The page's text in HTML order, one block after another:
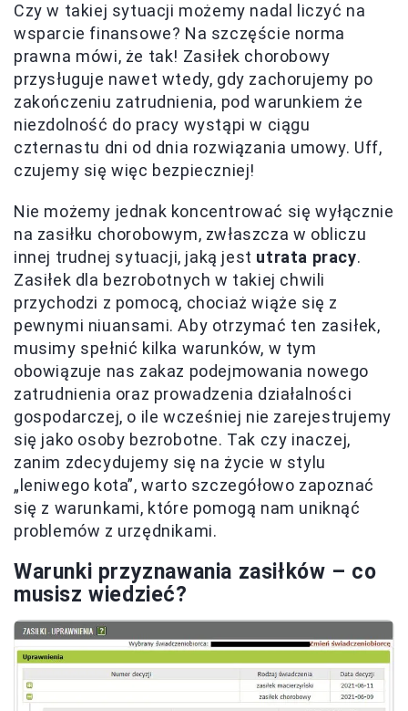
Czy w takiej sytuacji możemy nadal liczyć na
wsparcie finansowe? Na szczęście norma
prawna mówi, że tak! Zasiłek chorobowy
przysługuje nawet wtedy, gdy zachorujemy po
zakończeniu zatrudnienia, pod warunkiem że
niezdolność do pracy wystąpi w ciągu
czternastu dni od dnia rozwiązania umowy. Uff,
czujemy się więc bezpieczniej!
Nie możemy jednak koncentrować się wyłącznie
na zasiłku chorobowym, zwłaszcza w obliczu
innej trudnej sytuacji, jaką jest utrata pracy.
Zasiłek dla bezrobotnych w takiej chwili
przychodzi z pomocą, chociaż wiąże się z
pewnymi niuansami. Aby otrzymać ten zasiłek,
musimy spełnić kilka warunków, w tym
obowiązuje nas zakaz podejmowania nowego
zatrudnienia oraz prowadzenia działalności
gospodarczej, o ile wcześniej nie zarejestrujemy
się jako osoby bezrobotne. Tak czy inaczej,
zanim zdecydujemy się na życie w stylu
„leniwego kota”, warto szczegółowo zapoznać
się z warunkami, które pomogą nam uniknąć
problemów z urzędnikami.
Warunki przyznawania zasiłków – co
musisz wiedzieć?